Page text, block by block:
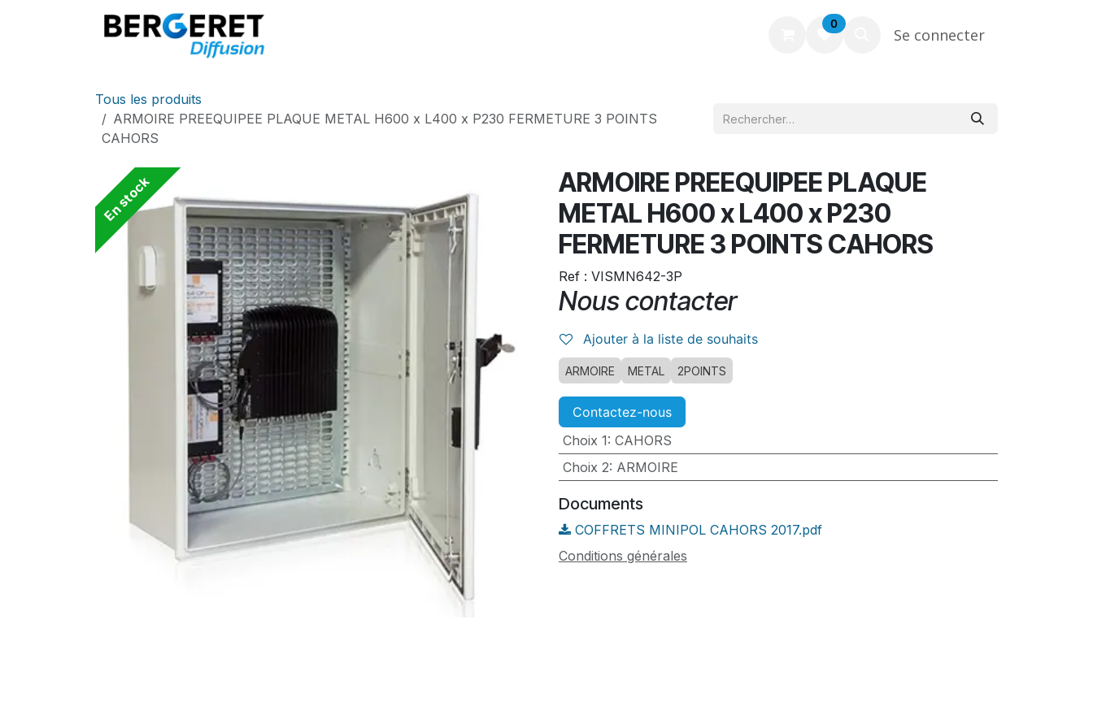
0
Se connecter
Tous les produits
ARMOIRE PREEQUIPEE PLAQUE METAL H600 x L400 x P230 FERMETURE 3 POINTS
CAHORS
En stock
ARMOIRE PREEQUIPEE PLAQUE
METAL H600 x L400 x P230
FERMETURE 3 POINTS CAHORS
Ref : VISMN642-3P
Nous contacter
Ajouter à la liste de souhaits
ARMOIRE METAL 2POINTS
Contactez-nous
Choix 1: CAHORS
Choix 2: ARMOIRE
Documents
COFFRETS MINIPOL CAHORS 2017.pdf
Conditions générales